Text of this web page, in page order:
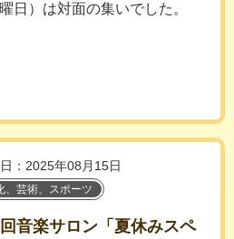
日）は対面の集いでした。
：2025年08月15日
、芸術、スポーツ
音楽サロン「夏休みスペ